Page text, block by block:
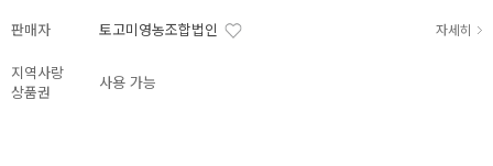
판매자 토고미영농조합법인 자세히
지역사랑
상품권
사용 가능